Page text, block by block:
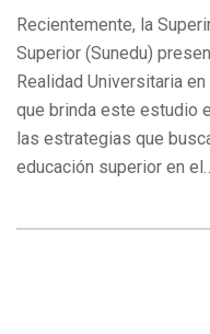
Recientemente, la
Superior (Sunedu)
Realidad Universitaria
que brinda este estudio
las estrategias que
educación superior en